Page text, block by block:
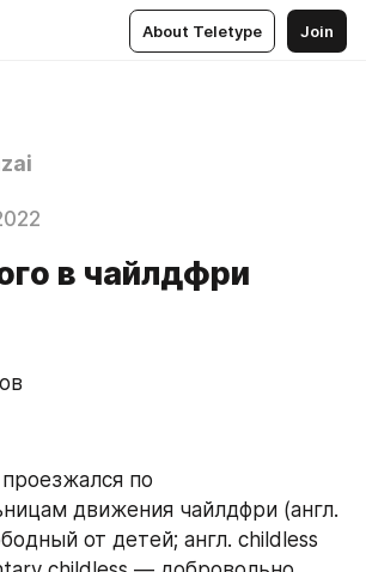
About Teletype Join
в чайлдфри
по
движения чайлдфри (англ.
от детей; англ. childless